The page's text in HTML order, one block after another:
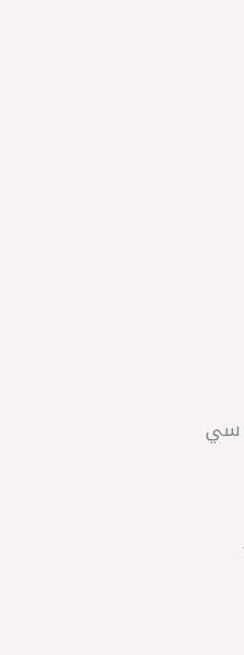
احصل على أداء فرملة آمن وموثوق مع تيل الفرامل الأمامي HI-Q الكوري المصمم خصيصًا لسيارة تويوتا يارس 2006 بمحرك 1300 سي